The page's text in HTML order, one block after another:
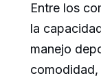
Entre los
la
manejo
comodidad,